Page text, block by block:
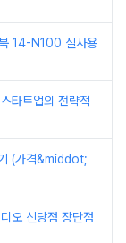
14-N100 실사용
타트업의 전략적
(가격&middot;
오 신당점 장단점